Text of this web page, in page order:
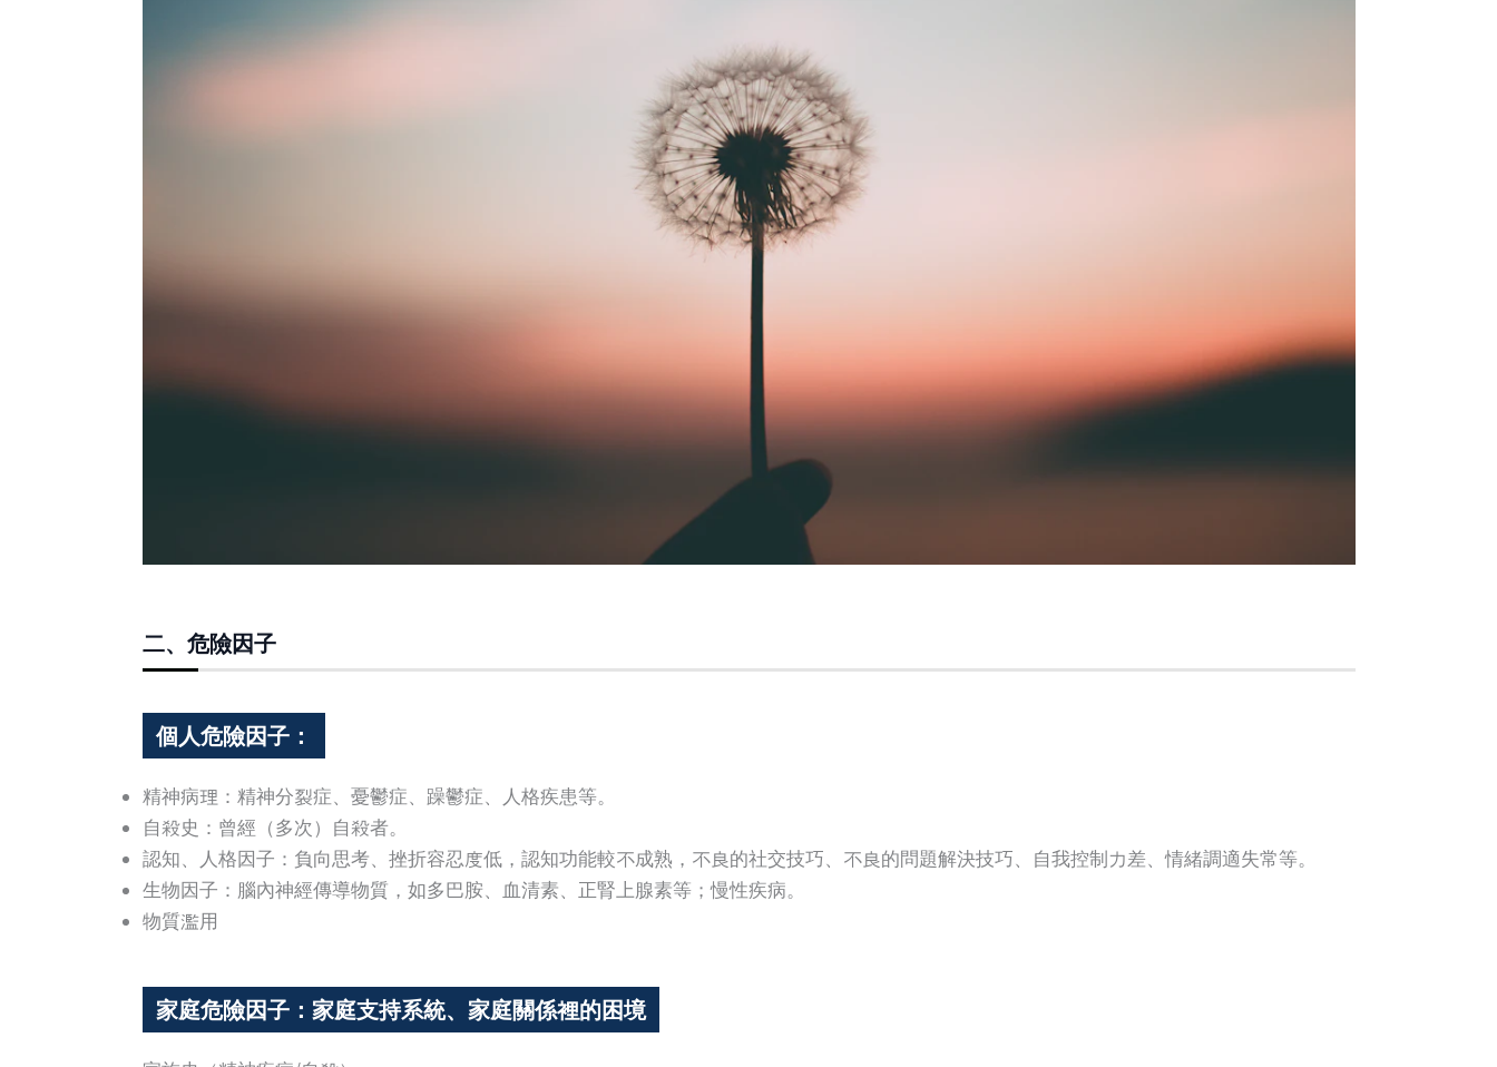
二、危險因子
個人危險因子：
精神病理：精神分裂症、憂鬱症、躁鬱症、人格疾患等。
自殺史：曾經（多次）自殺者。
認知、人格因子：負向思考、挫折容忍度低，認知功能較不成熟，不良的社交技巧、不良的問題解決技巧、自我控制力差、情緒調適失常等。
生物因子：腦內神經傳導物質，如多巴胺、血清素、正腎上腺素等；慢性疾病。
物質濫用
家庭危險因子：家庭支持系統、家庭關係裡的困境